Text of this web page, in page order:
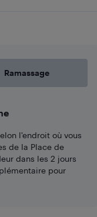
Ramassage
l'endroit où vous
de la Place de
dans les 2 jours
pour